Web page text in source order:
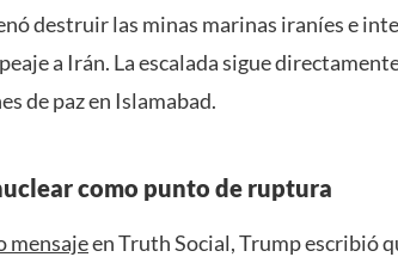
destruir las minas marinas iraníes e
a Irán. La escalada sigue
de paz en Islamabad.
como punto de ruptura
mensajeen Truth Social, Trump escribió